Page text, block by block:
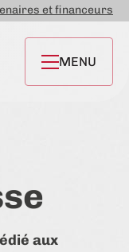
et financeurs
MENU
aux